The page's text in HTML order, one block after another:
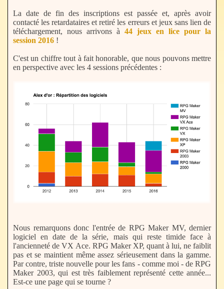
La date de fin des inscriptions est passée et, après avoir
contacté les retardataires et retiré les erreurs et jeux sans lien de
téléchargement, nous arrivons à 44 jeux en lice pour la
session 2016 !
C'est un chiffre tout à fait honorable, que nous pouvons mettre
en perspective avec les 4 sessions précédentes :
Nous remarquons donc l'entrée de RPG Maker MV, dernier
logiciel en date de la série, mais qui reste timide face à
l'ancienneté de VX Ace. RPG Maker XP, quant à lui, ne faiblit
pas et se maintient même assez sérieusement dans la gamme.
Par contre, triste nouvelle pour les fans - comme moi - de RPG
Maker 2003, qui est très faiblement représenté cette année...
Est-ce une page qui se tourne ?